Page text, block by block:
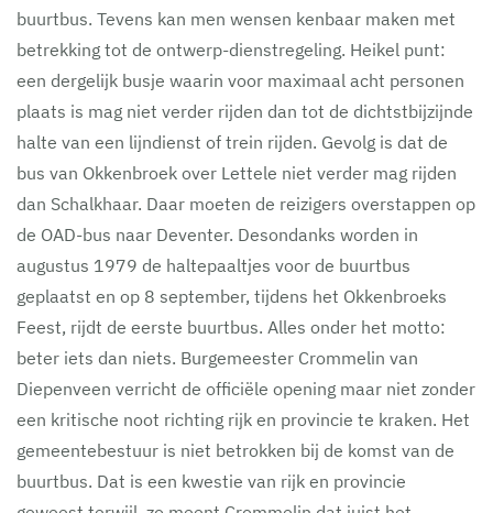
buurtbus. Tevens kan men wensen kenbaar maken met
betrekking tot de ontwerp-dienstregeling. Heikel punt:
een dergelijk busje waarin voor maximaal acht personen
plaats is mag niet verder rijden dan tot de dichtstbijzijnde
halte van een lijndienst of trein rijden. Gevolg is dat de
bus van Okkenbroek over Lettele niet verder mag rijden
dan Schalkhaar. Daar moeten de reizigers overstappen op
de OAD-bus naar Deventer. Desondanks worden in
augustus 1979 de haltepaaltjes voor de buurtbus
geplaatst en op 8 september, tijdens het Okkenbroeks
Feest, rijdt de eerste buurtbus. Alles onder het motto:
beter iets dan niets. Burgemeester Crommelin van
Diepenveen verricht de officiële opening maar niet zonder
een kritische noot richting rijk en provincie te kraken. Het
gemeentebestuur is niet betrokken bij de komst van de
buurtbus. Dat is een kwestie van rijk en provincie